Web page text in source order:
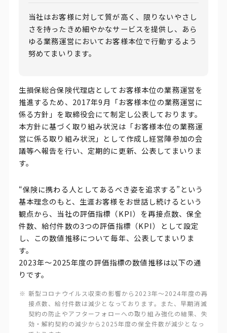
当社はお客様に対して質が高く、限りないやさし
さを持ったきめ細やかなサービスを提供し、あら
ゆる業務運営においてお客様本位で行動するよう
努めてまいります。
生損保総合保険代理店としてお客様本位の業務運営を
推進するため、2017年9月「お客様本位の業務運営に
係る方針」を取締役会にて制定し公表しております。
本方針に基づく取り組み状況は「お客様本位の業務運
営に係る取り組み状況」として作成し経営陣参加の会
議等へ報告を行い、定期的に更新、公表してまいりま
す。
“保険に携わる人としてあるべき姿を追求する”という
基本理念のもと、生涯お客様をお世話し続けるという
観点から、当社の評価指標（KPI）を再接点数、保全
件数、給付件数の3つの評価指標（KPI）として設定
し、この数値推移について毎年、公表してまいりま
す。
2023年～2025年度の評価指標の数値推移は以下の通
りです。
新型コロナウイルス収束の影響から2023年～2024年度の再
接点数、給付件数は減少となっております。また、早期消滅
契約の防止やアフターフォローへの取り組み強化の結果、失
効・解約契約の減少から2025年度の保全件数が減少となっ